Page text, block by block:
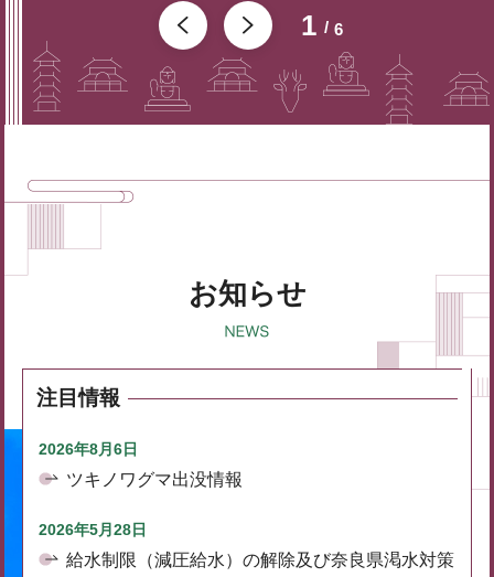
1 6
お知らせ
注目情報
2026年8月6日
ツキノワグマ出没情報
2026年5月28日
給水制限（減圧給水）の解除及び奈良県渇水対策